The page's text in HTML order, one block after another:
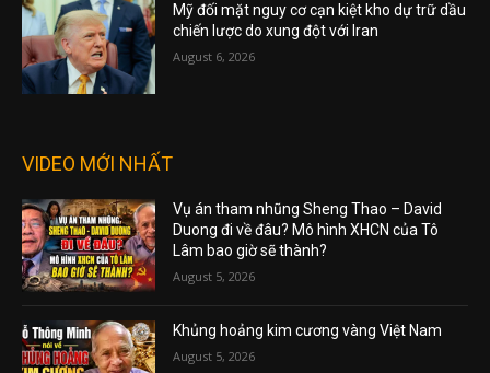
Mỹ đối mặt nguy cơ cạn kiệt kho dự trữ dầu
chiến lược do xung đột với Iran
August 6, 2026
VIDEO MỚI NHẤT
Vụ án tham nhũng Sheng Thao – David
Duong đi về đâu? Mô hình XHCN của Tô
Lâm bao giờ sẽ thành?
August 5, 2026
Khủng hoảng kim cương vàng Việt Nam
August 5, 2026